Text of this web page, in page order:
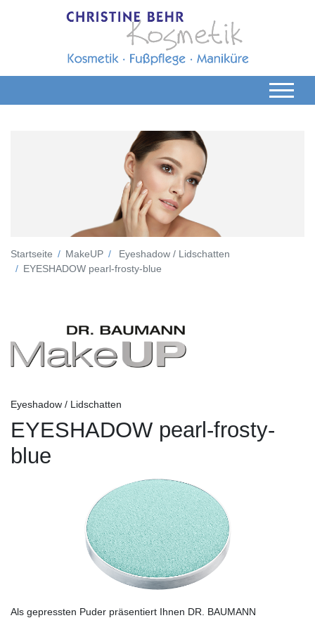
Startseite MakeUP
Eyeshadow / Lidschatten
EYESHADOW pearl-frosty-blue
Eyeshadow / Lidschatten
EYESHADOW pearl-frosty-
blue
Als gepressten Puder präsentiert Ihnen DR. BAUMANN